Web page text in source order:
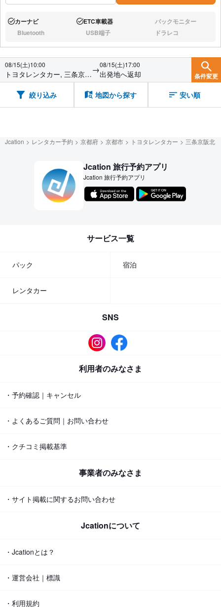
あり:カーナビ あり:ETC車載器 なし:バックモニター
なし:Bluetooth なし:USB端子 なし:ドラレコ
08/15(土)10:00
トヨタレンタカー, 三条京阪
北
→08/15(土)17:00
出発地へ返却 条件変更
絞り込み 地図から探す 安い順
Jcation レンタカー予約 京都府 京都市 トヨタレンタカー 三条京阪北
Jcation 旅行予約アプリ
Jcation 旅行予約アプリ
サービス一覧
パック 宿泊
レンタカー
SNS
利用者のみなさま
・予約確認｜キャンセル
・よくあるご質問｜お問い合わせ
・クチコミ掲載基準
事業者のみなさま
・サイト掲載に関するお問い合わせ
Jcationについて
・Jcationとは？
・運営会社｜標識
・利用規約